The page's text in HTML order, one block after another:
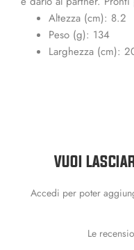
Altezza (cm): 8.2
Peso (g): 134
Larghezza (cm):
VUOI
Accedi per poter
Le